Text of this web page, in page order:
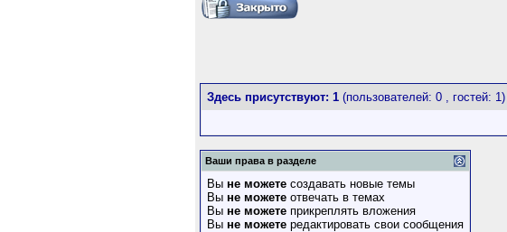
Здесь присутствуют: 1 (пользователей: 0 , гостей: 1)
Ваши права в разделе
Вы не можете создавать новые темы
Вы не можете отвечать в темах
Вы не можете прикреплять вложения
Вы не можете редактировать свои сообщения